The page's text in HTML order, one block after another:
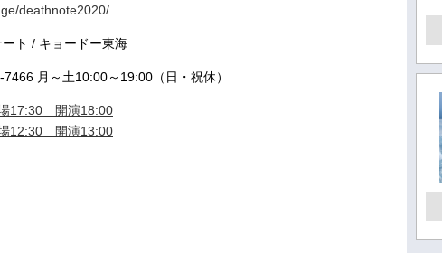
deathnote2020/
ト / キョードー東海
月～土10:00～19:00（日・祝休）
17:30 開演18:00
12:30 開演13:00